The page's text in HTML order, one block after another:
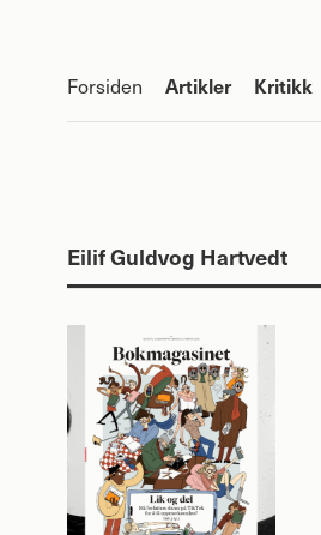
Forsiden Artikler Kritikk
Eilif Guldvog Hartvedt